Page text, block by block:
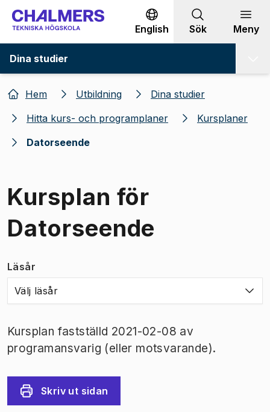
Gå till innehållet
English Sök Meny
Dina studier
Hem Utbildning
Dina studier
Hitta kurs- och programplaner
Kursplaner
Datorseende
Kursplan för
Datorseende
Läsår
Välj läsår
Kursplan fastställd 2021-02-08 av
programansvarig (eller motsvarande).
Skriv ut sidan